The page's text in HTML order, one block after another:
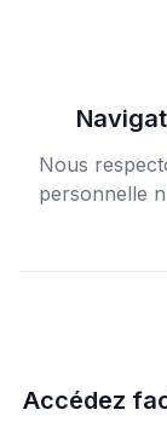
Nous
personnelle
Accédez